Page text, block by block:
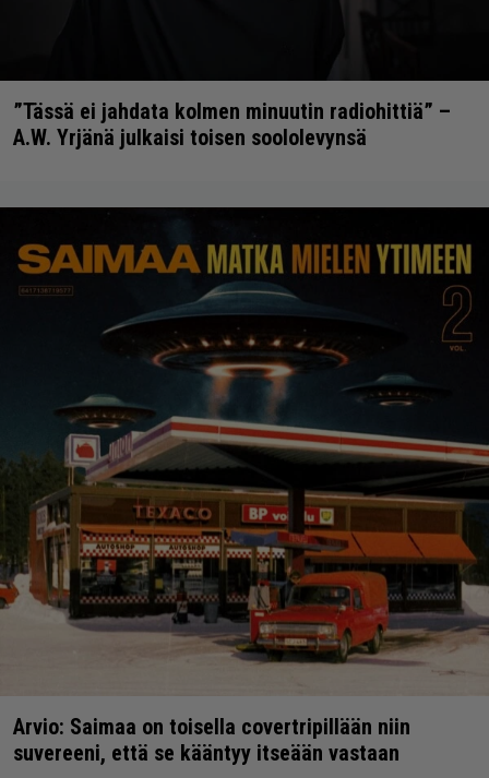
”Tässä ei jahdata kolmen minuutin radiohittiä” –
A.W. Yrjänä julkaisi toisen soololevynsä
Arvio: Saimaa on toisella covertripillään niin
suvereeni, että se kääntyy itseään vastaan